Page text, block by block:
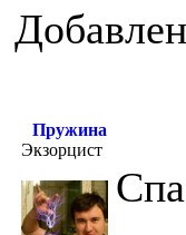
Пружина
Экзорцист